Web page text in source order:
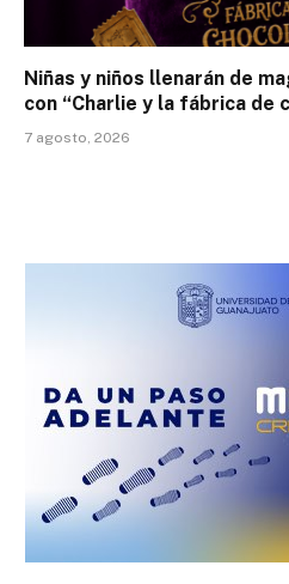
Niñas y niños llenarán de
con “Charlie y la fábrica de
7 agosto, 2026